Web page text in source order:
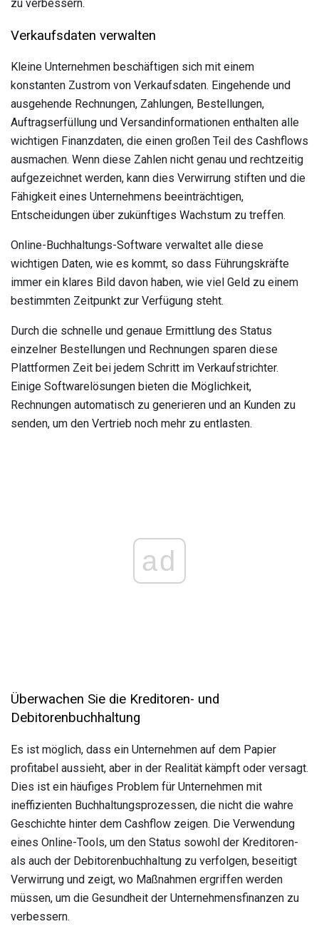
zu verbessern.
Verkaufsdaten verwalten
Kleine Unternehmen beschäftigen sich mit einem
konstanten Zustrom von Verkaufsdaten. Eingehende und
ausgehende Rechnungen, Zahlungen, Bestellungen,
Auftragserfüllung und Versandinformationen enthalten alle
wichtigen Finanzdaten, die einen großen Teil des Cashflows
ausmachen. Wenn diese Zahlen nicht genau und rechtzeitig
aufgezeichnet werden, kann dies Verwirrung stiften und die
Fähigkeit eines Unternehmens beeinträchtigen,
Entscheidungen über zukünftiges Wachstum zu treffen.
Online-Buchhaltungs-Software verwaltet alle diese
wichtigen Daten, wie es kommt, so dass Führungskräfte
immer ein klares Bild davon haben, wie viel Geld zu einem
bestimmten Zeitpunkt zur Verfügung steht.
Durch die schnelle und genaue Ermittlung des Status
einzelner Bestellungen und Rechnungen sparen diese
Plattformen Zeit bei jedem Schritt im Verkaufstrichter.
Einige Softwarelösungen bieten die Möglichkeit,
Rechnungen automatisch zu generieren und an Kunden zu
senden, um den Vertrieb noch mehr zu entlasten.
ad
Überwachen Sie die Kreditoren- und
Debitorenbuchhaltung
Es ist möglich, dass ein Unternehmen auf dem Papier
profitabel aussieht, aber in der Realität kämpft oder versagt.
Dies ist ein häufiges Problem für Unternehmen mit
ineffizienten Buchhaltungsprozessen, die nicht die wahre
Geschichte hinter dem Cashflow zeigen. Die Verwendung
eines Online-Tools, um den Status sowohl der Kreditoren-
als auch der Debitorenbuchhaltung zu verfolgen, beseitigt
Verwirrung und zeigt, wo Maßnahmen ergriffen werden
müssen, um die Gesundheit der Unternehmensfinanzen zu
verbessern.